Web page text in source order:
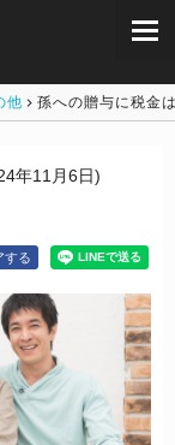
他 孫への贈与に税金
年11月6日)
する